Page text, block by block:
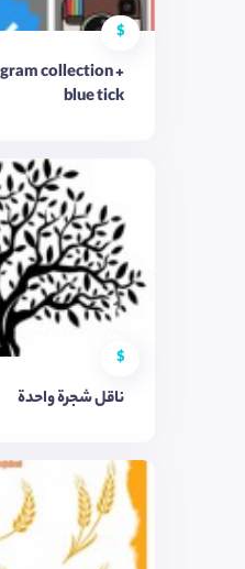
$
collection +
blue tick
$
ناقل شجرة واحدة